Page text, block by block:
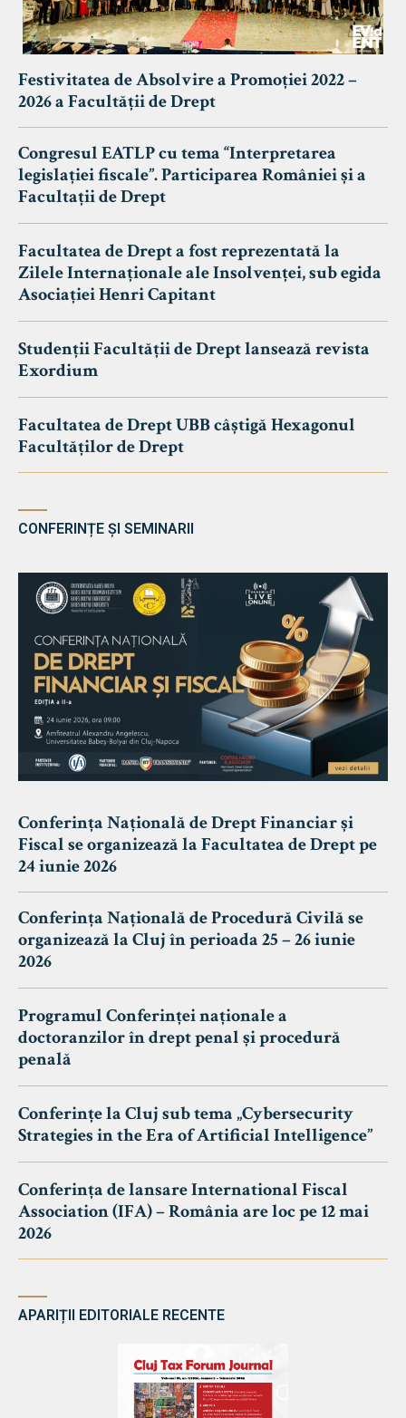
Festivitatea de Absolvire a Promoției 2022 –
2026 a Facultății de Drept
Congresul EATLP cu tema “Interpretarea
legislației fiscale”. Participarea României și a
Facultații de Drept
Facultatea de Drept a fost reprezentată la
Zilele Internaționale ale Insolvenței, sub egida
Asociației Henri Capitant
Studenții Facultății de Drept lansează revista
Exordium
Facultatea de Drept UBB câștigă Hexagonul
Facultăților de Drept
CONFERINȚE ȘI SEMINARII
Conferința Națională de Drept Financiar și
Fiscal se organizează la Facultatea de Drept pe
24 iunie 2026
Conferința Națională de Procedură Civilă se
organizează la Cluj în perioada 25 – 26 iunie
2026
Programul Conferinței naționale a
doctoranzilor în drept penal și procedură
penală
Conferințe la Cluj sub tema „Cybersecurity
Strategies in the Era of Artificial Intelligence”
Conferința de lansare International Fiscal
Association (IFA) – România are loc pe 12 mai
2026
APARIȚII EDITORIALE RECENTE